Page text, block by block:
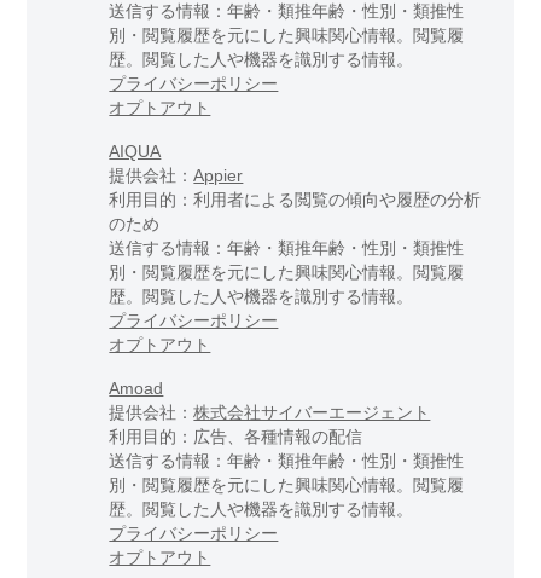
送信する情報：年齢・類推年齢・性別・類推性
別・閲覧履歴を元にした興味関心情報。閲覧履
歴。閲覧した人や機器を識別する情報。
プライバシーポリシー
オプトアウト
AIQUA
提供会社：Appier
利用目的：利用者による閲覧の傾向や履歴の分析
のため
送信する情報：年齢・類推年齢・性別・類推性
別・閲覧履歴を元にした興味関心情報。閲覧履
歴。閲覧した人や機器を識別する情報。
プライバシーポリシー
オプトアウト
Amoad
提供会社：株式会社サイバーエージェント
利用目的：広告、各種情報の配信
送信する情報：年齢・類推年齢・性別・類推性
別・閲覧履歴を元にした興味関心情報。閲覧履
歴。閲覧した人や機器を識別する情報。
プライバシーポリシー
オプトアウト